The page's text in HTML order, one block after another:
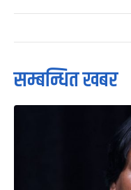
सम्बन्धित खबर